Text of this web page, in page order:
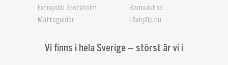
Extrajobb Stockholm
Matteguider
Barnvakt.se
Läxhjälp.nu
Vi finns i hela Sverige – störst är vi i